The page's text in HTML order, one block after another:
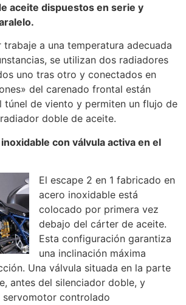
aceite dispuestos en serie y
trabaje a una temperatura adecuada
se utilizan dos radiadores
uno tras otro y conectados en
del carenado frontal están
túnel de viento y permiten un flujo de
doble de aceite.
con válvula activa en el
El escape 2 en 1 fabricado en
acero inoxidable está
colocado por primera vez
debajo del cárter de aceite.
Esta configuración garantiza
una inclinación máxima
Una válvula situada en la parte
antes del silenciador doble, y
servomotor controlado